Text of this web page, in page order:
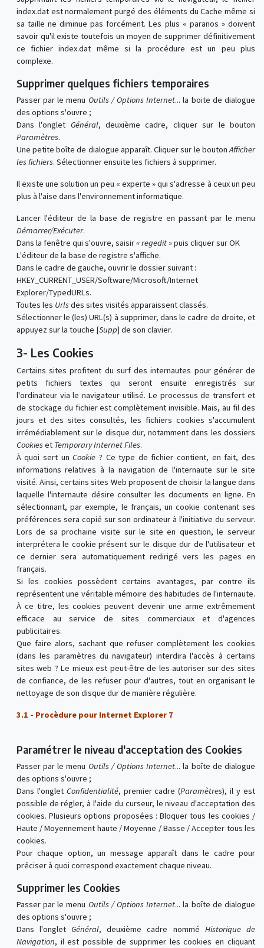
index.dat est normalement purgé des éléments du Cache même si
sa taille ne diminue pas forcément. Les plus « paranos » doivent
savoir qu'il existe toutefois un moyen de supprimer définitivement
ce fichier index.dat même si la procédure est un peu plus
complexe.
Supprimer quelques fichiers temporaires
Passer par le menu Outils / Options Internet... la boite de dialogue
des options s'ouvre ;
Dans l'onglet Général, deuxième cadre, cliquer sur le bouton
Paramètres.
Une petite boîte de dialogue apparaît. Cliquer sur le boutonAfficher
les fichiers. Sélectionner ensuite les fichiers à supprimer.
Il existe une solution un peu « experte » qui s'adresse à ceux un peu
plus à l'aise dans l'environnement informatique.
Lancer l'éditeur de la base de registre en passant par le menu
Démarrer/Exécuter.
Dans la fenêtre qui s'ouvre, saisir« regedit »puis cliquer sur OK
L'éditeur de la base de registre s'affiche.
Dans le cadre de gauche, ouvrir le dossier suivant :
HKEY_CURRENT_USER/Software/Microsoft/Internet
Explorer/TypedURLs.
Toutes les Urls des sites visités apparaissent classés.
Sélectionner le (les) URL(s) à supprimer, dans le cadre de droite, et
appuyez sur la touche [Supp] de son clavier.
3- Les Cookies
Certains sites profitent du surf des internautes pour générer de
petits fichiers textes qui seront ensuite enregistrés sur
l'ordinateur via le navigateur utilisé. Le processus de transfert et
de stockage du fichier est complètement invisible. Mais, au fil des
jours et des sites consultés, les fichiers cookies s'accumulent
irrémédiablement sur le disque dur, notamment dans les dossiers
Cookies et Temporary Internet Files.
À quoi sert unCookie ? Ce type de fichier contient, en fait, des
informations relatives à la navigation de l'internaute sur le site
visité. Ainsi, certains sites Web proposent de choisir la langue dans
laquelle l'internaute désire consulter les documents en ligne. En
sélectionnant, par exemple, le français, un cookie contenant ses
préférences sera copié sur son ordinateur à l'initiative du serveur.
Lors de sa prochaine visite sur le site en question, le serveur
interprétera le cookie présent sur le disque dur de l'utilisateur et
ce dernier sera automatiquement redirigé vers les pages en
français.
Si les cookies possèdent certains avantages, par contre ils
représentent une véritable mémoire des habitudes de l'internaute.
À ce titre, les cookies peuvent devenir une arme extrêmement
efficace au service de sites commerciaux et d'agences
publicitaires.
Que faire alors, sachant que refuser complètement les cookies
(dans les paramètres du navigateur) interdira l'accès à certains
sites web ? Le mieux est peut-être de les autoriser sur des sites
de confiance, de les refuser pour d'autres, tout en organisant le
nettoyage de son disque dur de manière régulière.
3.1 - Procèdure pour Internet Explorer 7
Paramétrer le niveau d'acceptation des Cookies
Passer par le menu Outils / Options Internet... la boîte de dialogue
des options s'ouvre ;
Dans l'onglet Confidentialité, premier cadre (Paramètres), il y est
possible de régler, à l'aide du curseur, le niveau d'acceptation des
cookies. Plusieurs options proposées : Bloquer tous les cookies /
Haute / Moyennement haute / Moyenne / Basse / Accepter tous les
cookies.
Pour chaque option, un message apparaît dans le cadre pour
préciser à quoi correspond exactement chaque niveau.
Supprimer les Cookies
Passer par le menu Outils / Options Internet... la boîte de dialogue
des options s'ouvre ;
Dans l'ongletGénéral, deuxième cadre nommé Historique de
Navigation, il est possible de supprimer les cookies en cliquant